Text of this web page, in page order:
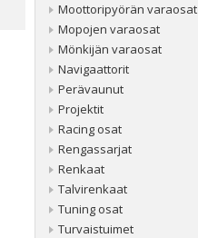
Moottoripyörän varaosat
Mopojen varaosat
Mönkijän varaosat
Navigaattorit
Perävaunut
Projektit
Racing osat
Rengassarjat
Renkaat
Talvirenkaat
Tuning osat
Turvaistuimet